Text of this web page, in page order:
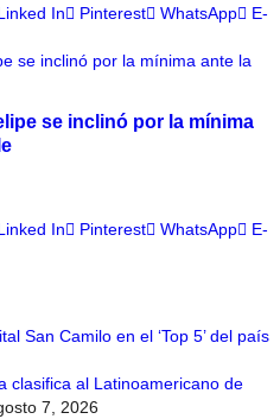
In Pinterest WhatsApp
E-
se inclinó por la mínima
In Pinterest WhatsApp
E-
San Camilo en el ‘Top 5’ del país
clasifica al Latinoamericano de
7, 2026